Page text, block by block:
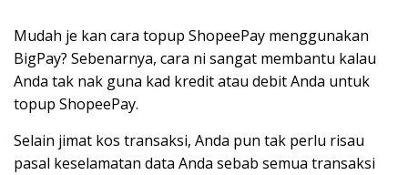
Mudah je kan cara topup ShopeePay menggunakan
BigPay? Sebenarnya, cara ni sangat membantu kalau
Anda tak nak guna kad kredit atau debit Anda untuk
topup ShopeePay.
Selain jimat kos transaksi, Anda pun tak perlu risau
pasal keselamatan data Anda sebab semua transaksi